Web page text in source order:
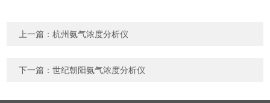
上一篇：杭州氨气浓度分析仪
下一篇：世纪朝阳氨气浓度分析仪